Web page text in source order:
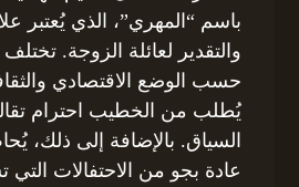
باسم “المهري”، الذي يُعتبر
والتقدير لعائلة الزوجة.
حسب الوضع الاقتصادي
يُطلب من الخطيب احترام
السياق. بالإضافة إلى ذلك،
عادة بجو من الاحتفالات